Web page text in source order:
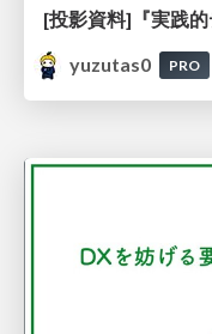
yuzutas0
PRO